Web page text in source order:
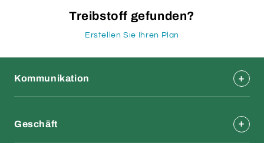
Treibstoff gefunden?
Erstellen Sie Ihren Plan
Kommunikation
Geschäft